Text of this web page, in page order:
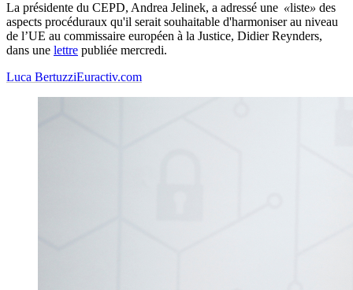
La présidente du CEPD, Andrea Jelinek, a adressé une «liste» des
aspects procéduraux qu'il serait souhaitable d'harmoniser au niveau
de l’UE au commissaire européen à la Justice, Didier Reynders,
dans une lettre publiée mercredi.
Luca BertuzziEuractiv.com